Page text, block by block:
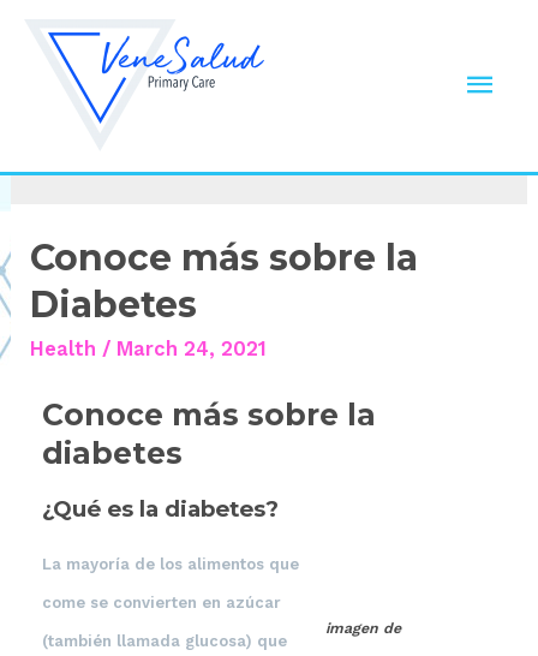
Diabetes
Conoce más sobre la
Diabetes
Health / March 24, 2021
Conoce más sobre la
diabetes
¿Qué es la diabetes?
imagen de
La mayoría de los alimentos que
come se convierten en azúcar
(también llamada glucosa) que